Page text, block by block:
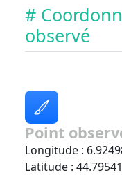
#
observé
Point
Longitude :
Latitude :